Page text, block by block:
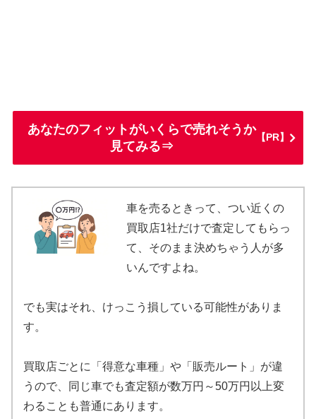
あなたのフィットがいくらで売れそうか
見てみる⇒
【PR】
車を売るときって、つい近くの
買取店1社だけで査定してもらっ
て、そのまま決めちゃう人が多
いんですよね。
でも実はそれ、けっこう損している可能性がありま
す。
買取店ごとに「得意な車種」や「販売ルート」が違
うので、同じ車でも査定額が数万円～50万円以上変
わることも普通にあります。